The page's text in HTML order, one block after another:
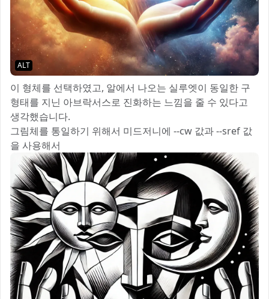
ALT
이 형체를 선택하였고, 알에서 나오는 실루엣이 동일한 구
형태를 지닌 아브락서스로 진화하는 느낌을 줄 수 있다고
생각했습니다.
그림체를 통일하기 위해서 미드저니에 --cw 값과 --sref 값
을 사용해서